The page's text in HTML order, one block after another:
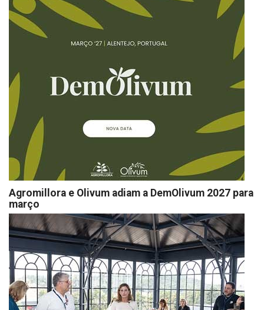
Agromillora e Olivum adiam a DemOlivum 2027 para
março